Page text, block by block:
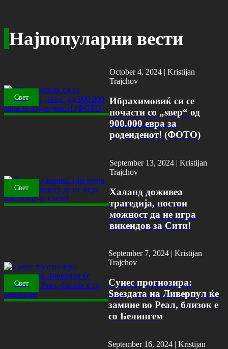
Најпопуларни вести
Свет
October 4, 2024 |Kristijan
Trajchov
Ибрахимовиќ си се
почасти со „ѕвер“ од
900.000 евра за
роденденот! (ФОТО)
Свет
September 13, 2024 | Kristijan
Trajchov
Халанд доживеа
трагедија, постои
можност да не игра
викендов за Сити!
Свет
September 7, 2024 | Kristijan
Trajchov
Сунес прогнозира:
Ѕвездата на Ливерпул ќе
замине во Реал, близок е
со Белингем
September 16, 2024 | Kristijan